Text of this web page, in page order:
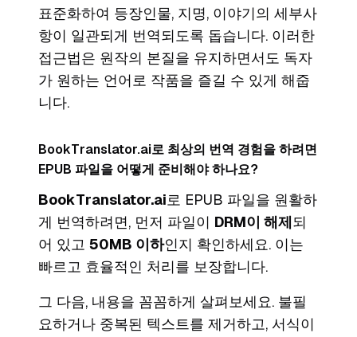
표준화하여 등장인물, 지명, 이야기의 세부사
항이 일관되게 번역되도록 돕습니다. 이러한
접근법은 원작의 본질을 유지하면서도 독자
가 원하는 언어로 작품을 즐길 수 있게 해줍
니다.
BookTranslator.ai로 최상의 번역 경험을 하려면
EPUB 파일을 어떻게 준비해야 하나요?
BookTranslator.ai로 EPUB 파일을 원활하
게 번역하려면, 먼저 파일이 DRM이 해제 되
어 있고 50MB 이하인지 확인하세요. 이는
빠르고 효율적인 처리를 보장합니다.
그 다음, 내용을 꼼꼼하게 살펴보세요. 불필
요하거나 중복된 텍스트를 제거하고, 서식이